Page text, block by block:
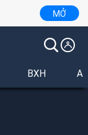
MỞ
BXH